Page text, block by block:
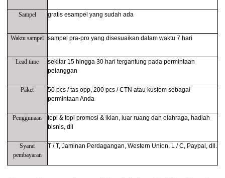
Sampel gratis esampel yang sudah ada
Waktu sampel sampel pra-pro yang disesuaikan dalam waktu 7 hari
Lead time
sekitar 15 hingga 30 hari tergantung pada permintaan
pelanggan
Paket
50 pcs / tas opp, 200 pcs / CTN atau kustom sebagai
permintaan Anda
Penggunaan
topi & topi promosi & iklan, luar ruang dan olahraga, hadiah
bisnis, dll
Syarat
pembayaran
T / T, Jaminan Perdagangan, Western Union, L / C, Paypal, dll.